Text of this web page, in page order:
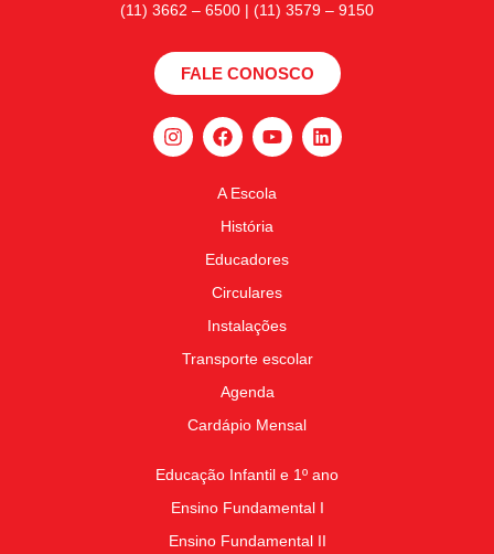
(11) 3662 – 6500 | (11) 3579 – 9150
FALE CONOSCO
A Escola
História
Educadores
Circulares
Instalações
Transporte escolar
Agenda
Cardápio Mensal
Educação Infantil e 1º ano
Ensino Fundamental I
Ensino Fundamental II